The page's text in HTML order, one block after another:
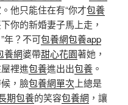
他只能住在有“你才包養
你的新婚妻子馬上走，
年？不可包養網包養app
養網婆帶甜心花園著她，
裡進包養進出出包養 。
，臉包養網單次 上總是
期包養的笑容包養網 ，讓